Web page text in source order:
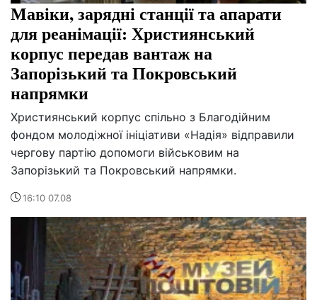
Мавіки, зарядні станції та апарати
для реанімації: Християнський
корпус передав вантаж на
Запорізький та Покровський
напрямки
Християнський корпус спільно з Благодійним
фондом молодіжної ініціативи «Надія» відправили
чергову партію допомоги військовим на
Запорізький та Покровський напрямки.
16:10 07.08